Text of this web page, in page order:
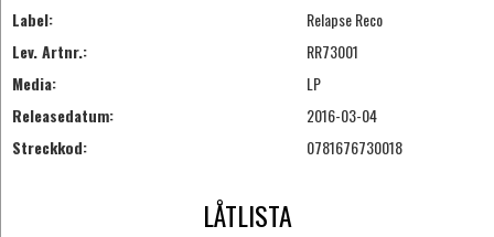
Label:
Relapse Reco
Lev. Artnr.:
RR73001
Media:
LP
Releasedatum:
2016-03-04
Streckkod:
0781676730018
LÅTLISTA